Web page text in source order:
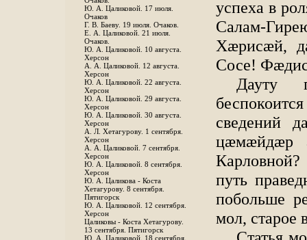
Ю. А. Цаликовой. 17 июля.
Очаков
Г. В. Баеву. 19 июля. Очаков.
Е. А. Цаликовой. 21 июля.
Очаков.
Ю. А. Цаликовой. 10 августа.
Херсон
А. А. Цаликовой. 12 августа.
Херсон
Ю. А. Цаликовой. 22 августа.
Херсон
Ю. А. Цаликовой. 29 августа.
Херсон
Ю. А. Цаликовой. 30 августа.
Херсон
А. Л. Хетагурову. 1 сентября.
Херсон
А. А. Цаликовой. 7 сентября.
Херсон
Ю. А. Цаликовой. 8 сентября.
Херсон
Ю. А. Цаликова - Коста
Хетагурову. 8 сентября.
Пятигорск
Ю. А. Цаликовой. 12 сентября.
Херсон
Цаликовы - Коста Хетагурову.
13 сентября. Пятигорск
Ю. А. Цаликовой. 18 сентября.
успеха в
Салам-
Хӕрисӕй,
Сосе!
Дауту
сведений
цӕмӕйдӕр
путь
побольше
мол, старое